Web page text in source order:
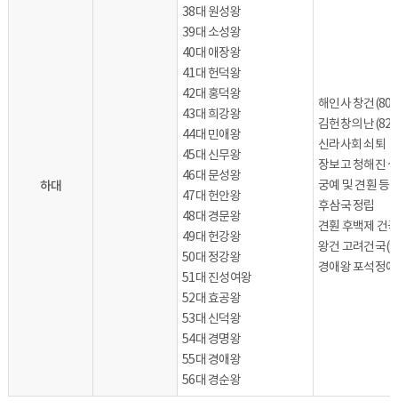
하대
38대 원성왕
39대 소성왕
40대 애장왕
41대 헌덕왕
42대 홍덕왕
43대 희강왕
44대 민애왕
45대 신무왕
46대 문성왕
47대 헌안왕
48대 경문왕
49대 헌강왕
50대 정강왕
51대 진성여왕
52대 효공왕
53대 신덕왕
54대 경명왕
55대 경애왕
56대 경순왕
해인사 창건
김헌창의 난
신라사회 쇠퇴
장보고 청해진
궁예 및 견훤 등
후삼국 정립
견훤 후백제 건
왕건 고려건국
경애왕 포석정